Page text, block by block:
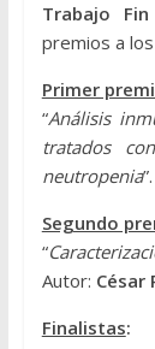
Trabajo
premios a
Primer
“Análisis
tratados
neutropenia
Segundo
“
Autor: César
Finalistas: